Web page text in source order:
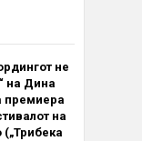
не
на Дина
премиера
на